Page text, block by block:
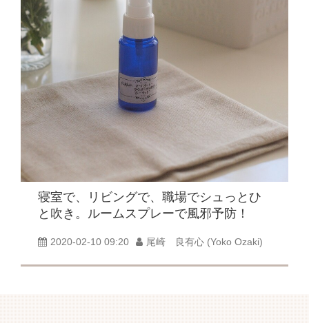
寝室で、リビングで、職場でシュっとひ
と吹き。ルームスプレーで風邪予防！
2020-02-10 09:20 尾崎 良有心 (Yoko Ozaki)